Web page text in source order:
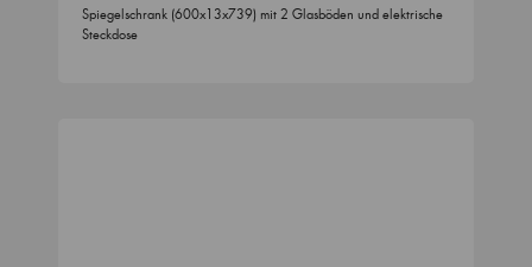
Spiegelschrank (600x13x739) mit 2 Glasböden und elektrische
Steckdose